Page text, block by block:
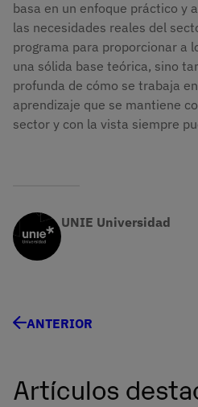
basa en un enfoque práctico y
las necesidades reales del
programa para proporcionar a
una sólida base teórica, sino
profunda de cómo se trabaja
aprendizaje que se mantiene
sector y con la vista siempre
UNIE Universidad
ANTERIOR
Artículos